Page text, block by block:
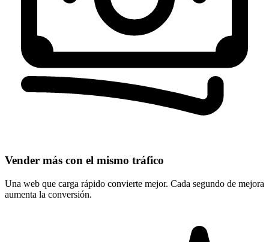
Vender más con el mismo tráfico
Una web que carga rápido convierte mejor. Cada segundo de mejora
aumenta la conversión.